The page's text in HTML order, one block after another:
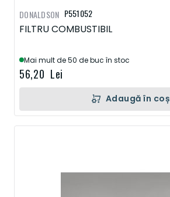
P551052
FILTRU COMBUSTIBIL
Mai mult de 50 de buc în stoc
56,20 Lei
DONALDSON
Adaugă în coș